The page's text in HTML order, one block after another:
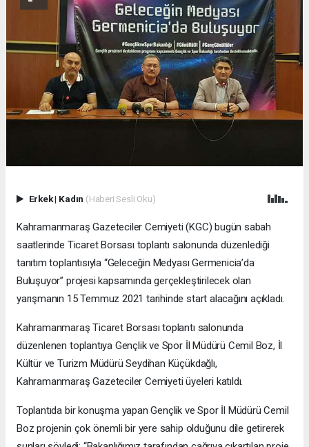
Erkek| Kadın (Haberi Sesli Oku)
Kahramanmaraş Gazeteciler Cemiyeti (KGC) bugün sabah
saatlerinde Ticaret Borsası toplantı salonunda düzenlediği
tanıtım toplantısıyla “Geleceğin Medyası Germenicia’da
Buluşuyor” projesi kapsamında gerçekleştirilecek olan
yarışmanın 15 Temmuz 2021 tarihinde start alacağını açıkladı.
Kahramanmaraş Ticaret Borsası toplantı salonunda
düzenlenen toplantıya Gençlik ve Spor İl Müdürü Cemil Boz, İl
Kültür ve Turizm Müdürü Seydihan Küçükdağlı,
Kahramanmaraş Gazeteciler Cemiyeti üyeleri katıldı.
Toplantıda bir konuşma yapan Gençlik ve Spor İl Müdürü Cemil
Boz projenin çok önemli bir yere sahip olduğunu dile getirerek